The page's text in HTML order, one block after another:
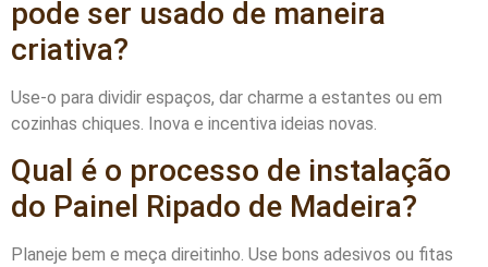
pode ser usado de maneira
criativa?
Use-o para dividir espaços, dar charme a estantes ou em
cozinhas chiques. Inova e incentiva ideias novas.
Qual é o processo de instalação
do Painel Ripado de Madeira?
Planeje bem e meça direitinho. Use bons adesivos ou fitas